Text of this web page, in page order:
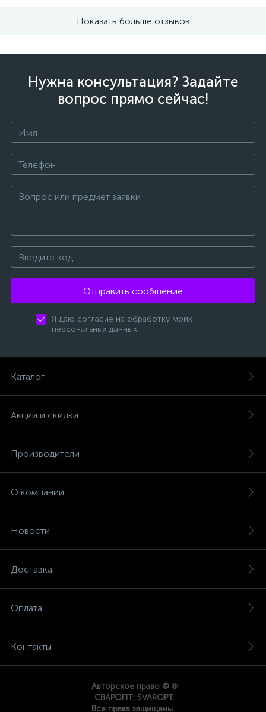
Показать больше отзывов
Нужна консультация? Задайте
вопрос прямо сейчас!
Отправить сообщение
Я даю согласие на обработку моих
персональных данных
Каталог
Акции и скидки
Производители
О компании
Новости
Доставка
Оплата
Контакты
Авторское право © ®
СВАРОПТ; SVAROPT.
Все права защищены.